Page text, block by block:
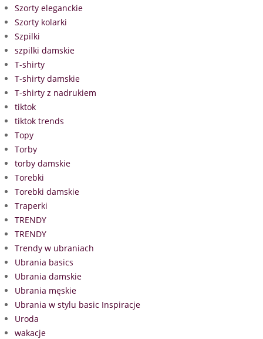
Szorty eleganckie
Szorty kolarki
Szpilki
szpilki damskie
T-shirty
T-shirty damskie
T-shirty z nadrukiem
tiktok
tiktok trends
Topy
Torby
torby damskie
Torebki
Torebki damskie
Traperki
TRENDY
TRENDY
Trendy w ubraniach
Ubrania basics
Ubrania damskie
Ubrania męskie
Ubrania w stylu basic Inspiracje
Uroda
wakacje